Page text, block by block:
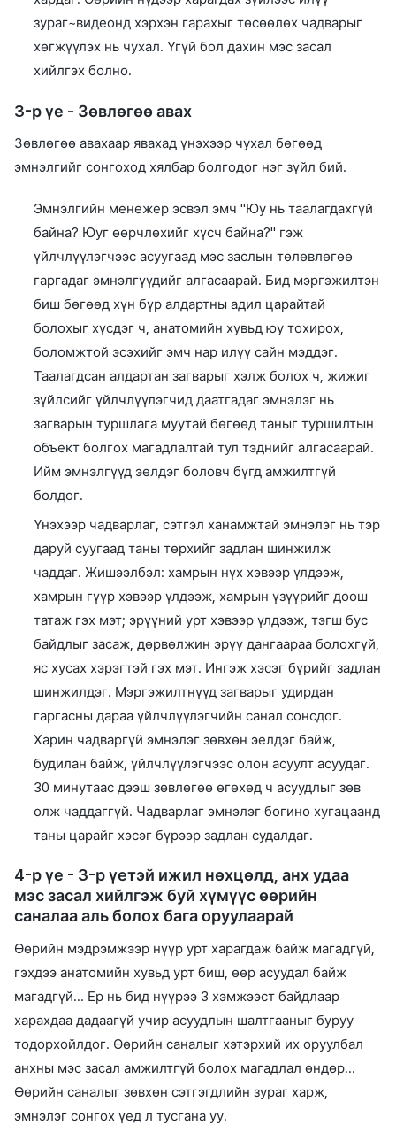
зураг~видеонд хэрхэн гарахыг төсөөлөх чадварыг
хөгжүүлэх нь чухал. Үгүй бол дахин мэс засал
хийлгэх болно.
3-р үе - Зөвлөгөө авах
Зөвлөгөө авахаар явахад үнэхээр чухал бөгөөд
эмнэлгийг сонгоход хялбар болгодог нэг зүйл бий.
Эмнэлгийн менежер эсвэл эмч "Юу нь таалагдахгүй
байна? Юуг өөрчлөхийг хүсч байна?" гэж
үйлчлүүлэгчээс асуугаад мэс заслын төлөвлөгөө
гаргадаг эмнэлгүүдийг алгасаарай. Бид мэргэжилтэн
биш бөгөөд хүн бүр алдартны адил царайтай
болохыг хүсдэг ч, анатомийн хувьд юу тохирох,
боломжтой эсэхийг эмч нар илүү сайн мэддэг.
Таалагдсан алдартан загварыг хэлж болох ч, жижиг
зүйлсийг үйлчлүүлэгчид даатгадаг эмнэлэг нь
загварын туршлага муутай бөгөөд таныг туршилтын
объект болгох магадлалтай тул тэднийг алгасаарай.
Ийм эмнэлгүүд эелдэг боловч бүгд амжилтгүй
болдог.
Үнэхээр чадварлаг, сэтгэл ханамжтай эмнэлэг нь тэр
даруй суугаад таны төрхийг задлан шинжилж
чаддаг. Жишээлбэл: хамрын нүх хэвээр үлдээж,
хамрын гүүр хэвээр үлдээж, хамрын үзүүрийг доош
татаж гэх мэт; эрүүний урт хэвээр үлдээж, тэгш бус
байдлыг засаж, дөрвөлжин эрүү дангаараа болохгүй,
яс хусах хэрэгтэй гэх мэт. Ингэж хэсэг бүрийг задлан
шинжилдэг. Мэргэжилтнүүд загварыг удирдан
гаргасны дараа үйлчлүүлэгчийн санал сонсдог.
Харин чадваргүй эмнэлэг зөвхөн эелдэг байж,
будилан байж, үйлчлүүлэгчээс олон асуулт асуудаг.
30 минутаас дээш зөвлөгөө өгөхөд ч асуудлыг зөв
олж чаддаггүй. Чадварлаг эмнэлэг богино хугацаанд
таны царайг хэсэг бүрээр задлан судалдаг.
4-р үе - 3-р үетэй ижил нөхцөлд, анх удаа
мэс засал хийлгэж буй хүмүүс өөрийн
саналаа аль болох бага оруулаарай
Өөрийн мэдрэмжээр нүүр урт харагдаж байж магадгүй,
гэхдээ анатомийн хувьд урт биш, өөр асуудал байж
магадгүй... Ер нь бид нүүрээ 3 хэмжээст байдлаар
харахдаа дадаагүй учир асуудлын шалтгааныг буруу
тодорхойлдог. Өөрийн саналыг хэтэрхий их оруулбал
анхны мэс засал амжилтгүй болох магадлал өндөр...
Өөрийн саналыг зөвхөн сэтгэгдлийн зураг харж,
эмнэлэг сонгох үед л тусгана уу.